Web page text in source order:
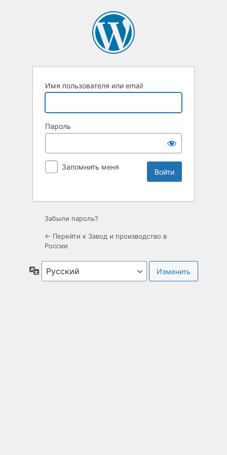
Имя пользователя или email
Пароль
Запомнить меня
Забыли пароль?
← Перейти к Завод и производство в
России
Язык